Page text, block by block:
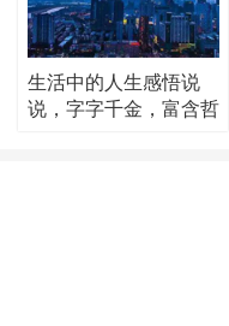
生活中的人生感悟说
说，字字千金，富含哲